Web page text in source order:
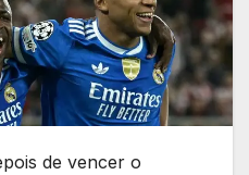
de vencer o